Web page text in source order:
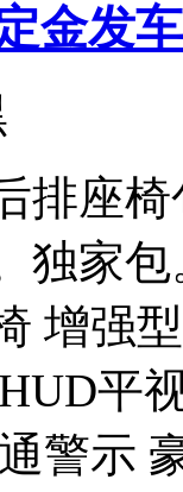
金发
排座
独家
增强
平
警示